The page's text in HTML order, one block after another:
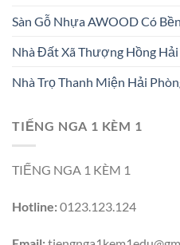
Sàn Gỗ Nhựa AWOOD Có
Nhà Đất Xã Thượng Hồng
Nhà Trọ Thanh Miện Hải
TIẾNG NGA 1 KÈM 1
TIẾNG NGA 1 KÈM 1
Hotline:0123.123.124